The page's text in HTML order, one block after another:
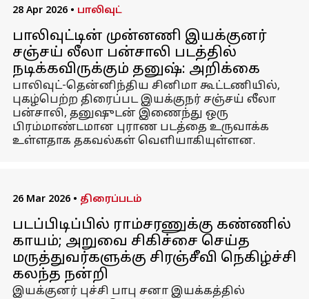
28 Apr 2026 • பாலிவுட்
பாலிவுட்டின் முன்னணி இயக்குனர்
சஞ்சய் லீலா பன்சாலி படத்தில்
நடிக்கவிருக்கும் தனுஷ்: அறிக்கை
பாலிவுட்-தென்னிந்திய சினிமா கூட்டணியில்,
புகழ்பெற்ற திரைப்பட இயக்குநர் சஞ்சய் லீலா
பன்சாலி, தனுஷுடன் இணைந்து ஒரு
பிரம்மாண்டமான புராண படத்தை உருவாக்க
உள்ளதாக தகவல்கள் வெளியாகியுள்ளன.
26 Mar 2026 • திரைப்படம்
படப்பிடிப்பில் ராம்சரணுக்கு கண்ணில்
காயம்; அறுவை சிகிச்சை செய்த
மருத்துவர்களுக்கு சிரஞ்சீவி நெகிழ்ச்சி
கலந்த நன்றி
இயக்குனர் புச்சி பாபு சனா இயக்கத்தில்